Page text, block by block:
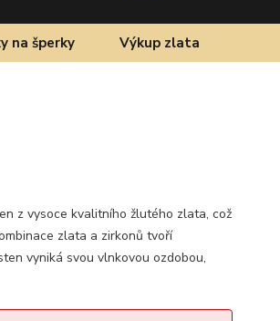
na šperky Výkup zlata
z vysoce kvalitního žlutého zlata, což
zlata a zirkonů tvoří
vyniká svou vlnkovou ozdobou,